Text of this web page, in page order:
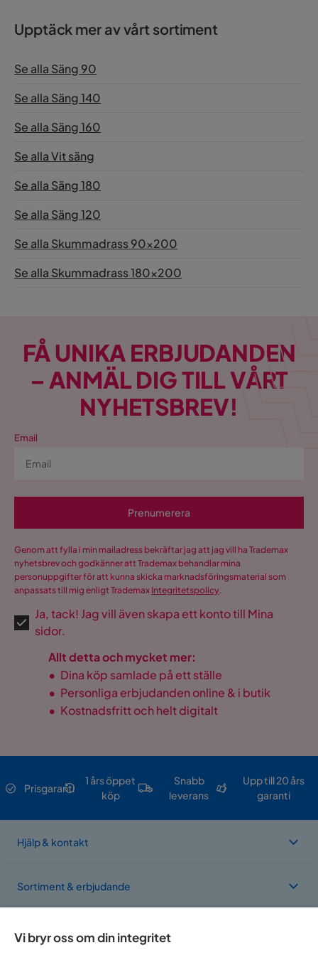
Upptäck mer av vårt sortiment
Se alla Säng 90
Se alla Säng 140
Se alla Säng 160
Se alla Vit säng
Se alla Säng 180
Se alla Säng 120
Se alla Skummadrass 90x200
Se alla Skummadrass 180x200
FÅ UNIKA ERBJUDANDEN
– ANMÄL DIG TILL VÅRT
NYHETSBREV!
Email
Prenumerera
Genom att fylla i min mailadress bekräftar jag att jag vill ha Trademax
nyhetsbrev och godkänner att Trademax behandlar mina
personuppgifter för att kunna skicka marknadsföringsmaterial som
anpassats till mig enligt Trademax Integritetspolicy.
Ja, tack! Jag vill även skapa ett konto till Mina
sidor.
Allt detta och mycket mer:
• Dina köp samlade på ett ställe
• Personliga erbjudanden online & i butik
• Kostnadsfritt och helt digitalt
Prisgaranti
1 års öppet
köp
Snabb
leverans
Upp till 20 års
garanti
Hjälp & kontakt
Sortiment & erbjudande
Vi bryr oss om din integritet